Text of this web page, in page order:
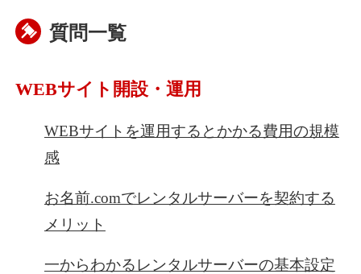
質問一覧
WEBサイト開設・運用
WEBサイトを運用するとかかる費用の規模
感
お名前.comでレンタルサーバーを契約する
メリット
一からわかるレンタルサーバーの基本設定